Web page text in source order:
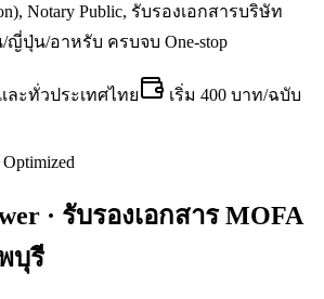
Notary Public, รับรองเอกสารบริษัท
ปุ่น/อาหรับ ครบจบ One-stop
ละทั่วประเทศไทย เริ่ม 400 บาท/ฉบับ
· รับรองเอกสาร MOFA
บุรี